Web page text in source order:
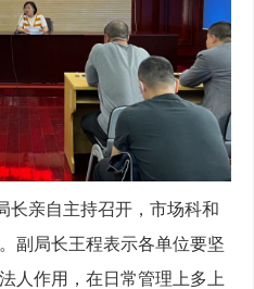
长亲自主持召开，市场科和
副局长王程表示各单位要坚
人作用，在日常管理上多上